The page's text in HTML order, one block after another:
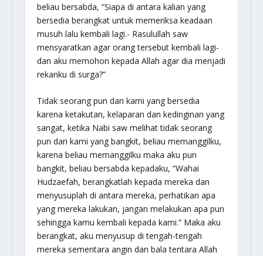
beliau bersabda, “Siapa di antara kalian yang
bersedia berangkat untuk memeriksa keadaan
musuh lalu kembali lagi.- Rasulullah saw
mensyaratkan agar orang tersebut kembali lagi-
dan aku memohon kepada Allah agar dia menjadi
rekanku di surga?”
Tidak seorang pun dari kami yang bersedia
karena ketakutan, kelaparan dan kedinginan yang
sangat, ketika Nabi saw melihat tidak seorang
pun dari kami yang bangkit, beliau memanggilku,
karena beliau memanggilku maka aku pun
bangkit, beliau bersabda kepadaku, “Wahai
Hudzaefah, berangkatlah kepada mereka dan
menyusuplah di antara mereka, perhatikan apa
yang mereka lakukan, jangan melakukan apa pun
sehingga kamu kembali kepada kami.” Maka aku
berangkat, aku menyusup di tengah-tengah
mereka sementara angin dan bala tentara Allah